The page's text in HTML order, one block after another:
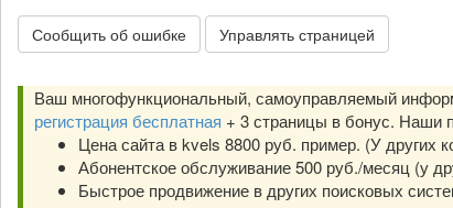
Сообщить об ошибке Управлять страницей
Ваш многофункциональный, самоуправляемый
регистрация бесплатная + 3 страницы в бонус. Наши
Цена сайта в kvels 8800 руб. пример. (У других
Абонентское обслуживание 500 руб./месяц (у
Быстрое продвижение в других поисковых